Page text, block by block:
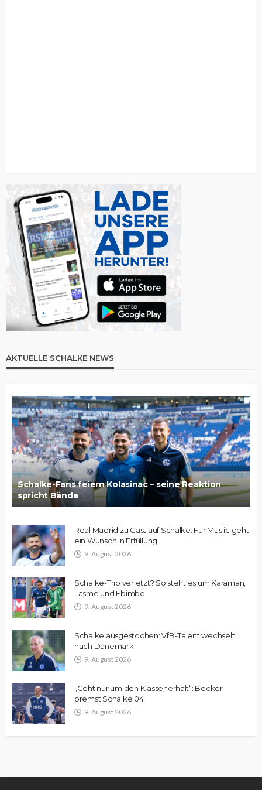
AKTUELLE SCHALKE NEWS
Schalke-Fans feiern Kolasinac – seine Reaktion
spricht Bände
Real Madrid zu Gast auf Schalke: Für Muslic geht
ein Wunsch in Erfüllung
9. August 2026
Schalke-Trio verletzt? So steht es um Karaman,
Lasme und Ebimbe
9. August 2026
Schalke ausgestochen: VfB-Talent wechselt
nach Dänemark
9. August 2026
„Geht nur um den Klassenerhalt“: Becker
bremst Schalke 04
9. August 2026